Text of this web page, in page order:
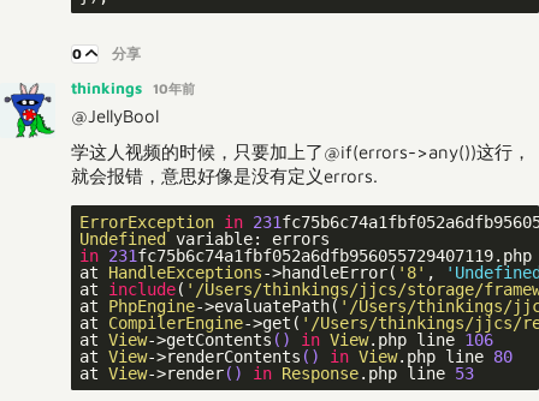
0 分享
thinkings 10年前
@JellyBool
学这人视频的时候，只要加上了@if(errors->any())这行，
就会报错，意思好像是没有定义errors.
ErrorException in 231
Undefined
in 231
at HandleExceptions->handleError( '8' ,
at include( '/Users/thinkings/jjcs/storage/
at PhpEngine->evaluatePath( '/Users/thinkings/jjcs/
at CompilerEngine->get( '/Users/thinkings/jjcs/
at View->getContents () in View.php line 106
at View->renderContents () in View.php line 80
at View->render() in Response.php line 53